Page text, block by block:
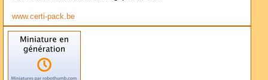
www.certi-pack.be